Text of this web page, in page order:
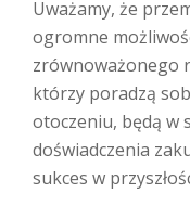
Uważamy, że
ogromne
zrównoważonego
którzy poradzą
otoczeniu, będą w
doświadczenia
sukces w